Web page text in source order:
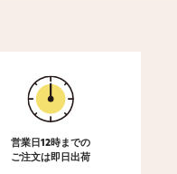
営業日12時までの
ご注文は即日出荷